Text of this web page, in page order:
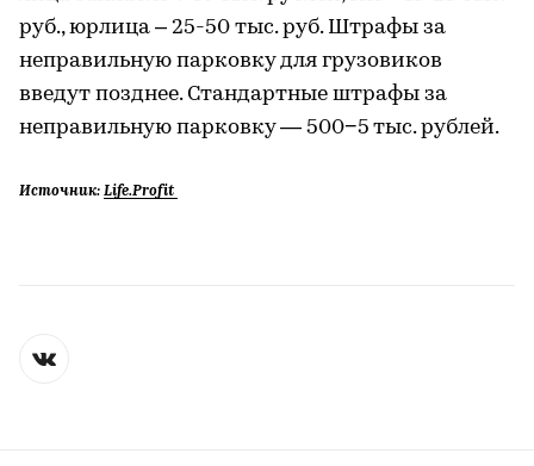
руб., юрлица – 25-50 тыс. руб. Штрафы за
неправильную парковку для грузовиков
введут позднее. Стандартные штрафы за
неправильную парковку — 500−5 тыс. рублей.
Источник: Life.Profit